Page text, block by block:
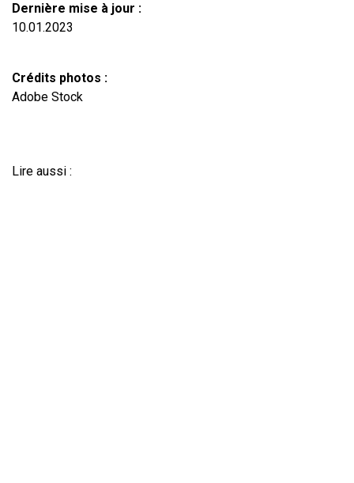
Dernière mise à jour :
10.01.2023
Crédits photos :
Adobe Stock
Lire aussi :